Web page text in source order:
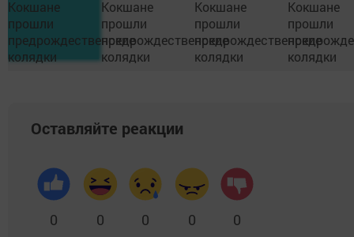
Оставляйте реакции
0 0 0 0 0